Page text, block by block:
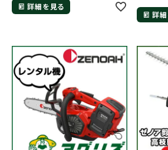
詳細を見る
詳